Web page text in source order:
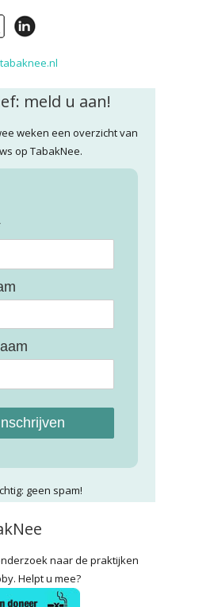
meld u aan!
weken een overzicht van
op TabakNee.
geen spam!
naar de praktijken
Helpt u mee?